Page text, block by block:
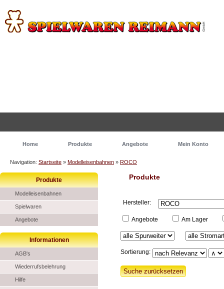
Home Produkte Angebote Mein Konto
Navigation: Startseite » Modelleisenbahnen » ROCO
Produkte
Modelleisenbahnen
Spielwaren
Angebote
Informationen
AGB's
Wiederrufsbelehrung
Hilfe
Produkte
Hersteller:
Angebote Am Lager
Sortierung: